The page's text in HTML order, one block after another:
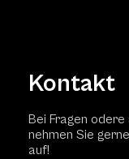
Kontakt
Bei Fragen odere
nehmen Sie
auf!